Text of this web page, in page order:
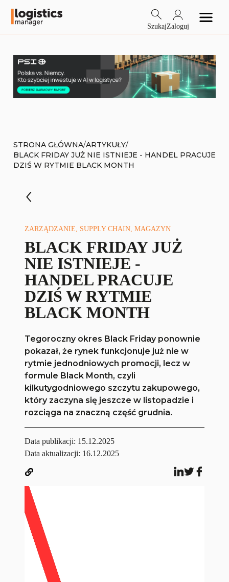
SzukajZaloguj
STRONA GŁÓWNA/ARTYKUŁY/
BLACK FRIDAY JUŻ NIE ISTNIEJE - HANDEL PRACUJE
DZIŚ W RYTMIE BLACK MONTH
ZARZĄDZANIE, SUPPLY CHAIN, MAGAZYN
BLACK FRIDAY JUŻ
NIE ISTNIEJE -
HANDEL PRACUJE
DZIŚ W RYTMIE
BLACK MONTH
Tegoroczny okres Black Friday ponownie
pokazał, że rynek funkcjonuje już nie w
rytmie jednodniowych promocji, lecz w
formule Black Month, czyli
kilkutygodniowego szczytu zakupowego,
który zaczyna się jeszcze w listopadzie i
rozciąga na znaczną część grudnia.
Data publikacji: 15.12.2025
Data aktualizacji: 16.12.2025